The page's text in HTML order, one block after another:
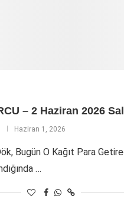
– 2 Haziran 2026
Haziran 1, 2026
Bugün O Kağıt Para
…